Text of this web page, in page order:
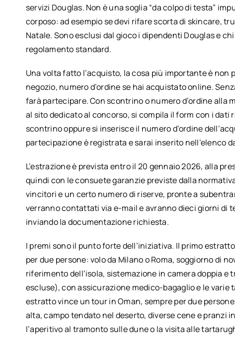
servizi Douglas. Non è una soglia “da colpo di testa”
corposo: ad esempio se devi rifare scorta di skincare,
Natale. Sono esclusi dal gioco i dipendenti Douglas e
regolamento standard.
Una volta fatto l’acquisto, la cosa più importante è
negozio, numero d’ordine se hai acquistato online.
farà partecipare. Con scontrino o numero d’ordine alla
al sito dedicato al concorso, si compila il form con i
scontrino oppure si inserisce il numero d’ordine
partecipazione è registrata e sarai inserito nell’elenco
L’estrazione è prevista entro il 20 gennaio 2026, alla
quindi con le consuete garanzie previste dalla
vincitori e un certo numero di riserve, pronte a
verranno contattati via e-mail e avranno dieci giorni di
inviando la documentazione richiesta.
I premi sono il punto forte dell’iniziativa. Il primo
per due persone: volo da Milano o Roma, soggiorno di
riferimento dell’isola, sistemazione in camera doppia
escluse), con assicurazione medico-bagaglio e le
estratto vince un tour in Oman, sempre per due
alta, campo tendato nel deserto, diverse cene e pranzi
l’aperitivo al tramonto sulle dune o la visita alle